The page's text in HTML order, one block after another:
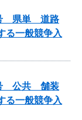
号 県単 道路
る一般競争入
号 公共 舗装
る一般競争入